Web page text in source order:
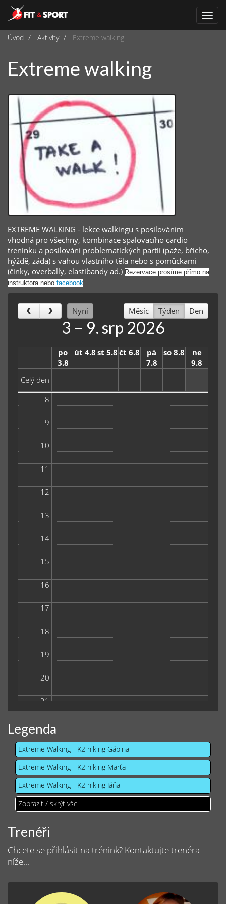
Úvod Aktivity Extreme walking
Extreme walking
EXTREME WALKING - lekce walkingu s posilováním
vhodná pro všechny, kombinace spalovacího cardio
treninku a posilování problematických partií (paže, břicho,
hýždě, záda) s vahou vlastního těla nebo s pomůckami
(činky, overbally, elastibandy ad.) Rezervace prosíme přímo na
instruktora nebo facebook
Nyní Měsíc Týden Den
3 – 9. srp 2026
po
3.8
út 4.8 st 5.8 čt 6.8
pá
7.8
so 8.8
ne
9.8
Celý den
8
9
10
11
12
13
14
15
16
17
18
19
20
21
Legenda
Extreme Walking - K2 hiking Gábina
Extreme Walking - K2 hiking Marťa
Extreme Walking - K2 hiking Jáňa
Zobrazit / skrýt vše
Trenéři
Chcete se přihlásit na trénink? Kontaktujte trenéra
níže...